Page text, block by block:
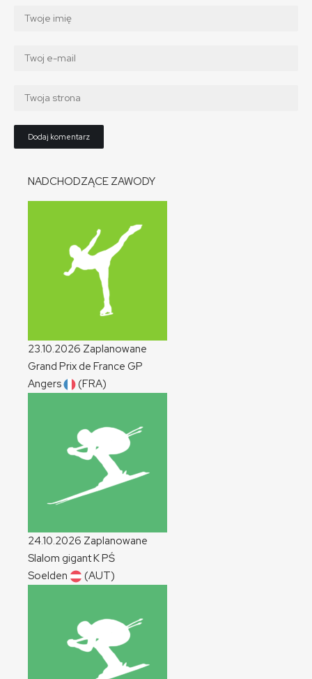
NADCHODZĄCE ZAWODY
23.10.2026 Zaplanowane
Grand Prix de France GP
Angers
(FRA)
24.10.2026 Zaplanowane
Slalom gigantKPŚ
Soelden
(AUT)